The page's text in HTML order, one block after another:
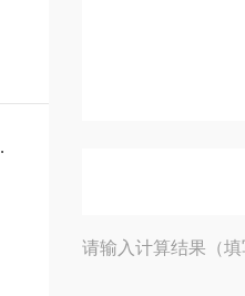
请输入计算结果（